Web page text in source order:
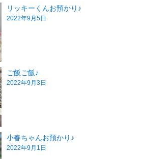
リッキーくんお預かり♪
2022年9月5日
ご飯ご飯♪
2022年9月3日
小春ちゃんお預かり♪
2022年9月1日